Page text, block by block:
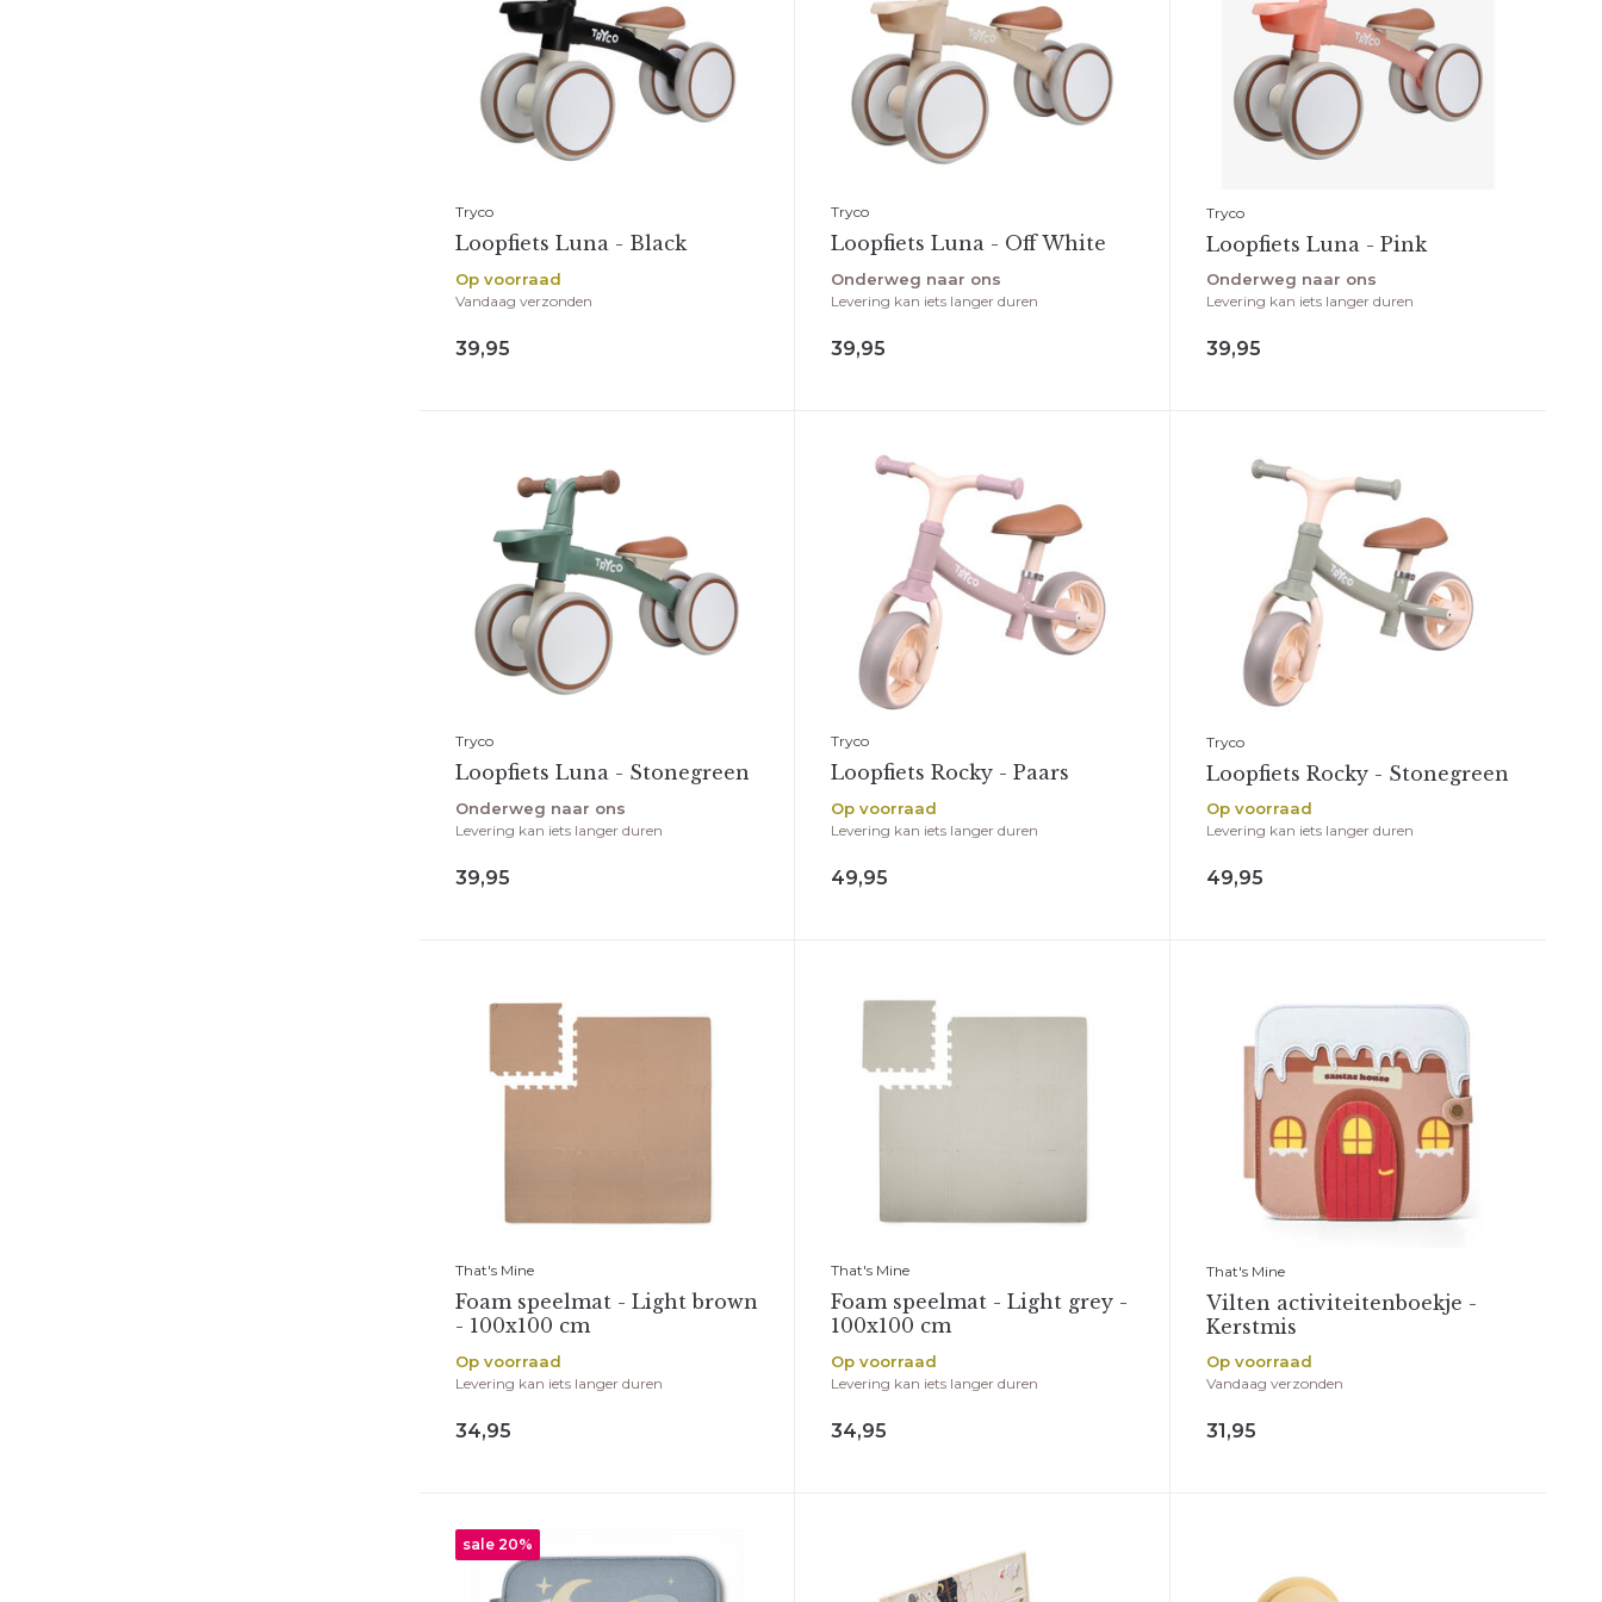
Tryco
Loopfiets Luna - Black
Op voorraad
Vandaag verzonden
39,95
Tryco
Loopfiets Luna - Off White
Onderweg naar ons
Levering kan iets langer duren
39,95
Tryco
Loopfiets Luna - Pink
Onderweg naar ons
Levering kan iets langer duren
39,95
Tryco
Loopfiets Luna - Stonegreen
Onderweg naar ons
Levering kan iets langer duren
39,95
Tryco
Loopfiets Rocky - Paars
Op voorraad
Levering kan iets langer duren
49,95
Tryco
Loopfiets Rocky - Stonegreen
Op voorraad
Levering kan iets langer duren
49,95
That's Mine
Foam speelmat - Light brown
- 100x100 cm
Op voorraad
Levering kan iets langer duren
34,95
That's Mine
Foam speelmat - Light grey -
100x100 cm
Op voorraad
Levering kan iets langer duren
34,95
That's Mine
Vilten activiteitenboekje -
Kerstmis
Op voorraad
Vandaag verzonden
31,95
sale 20%